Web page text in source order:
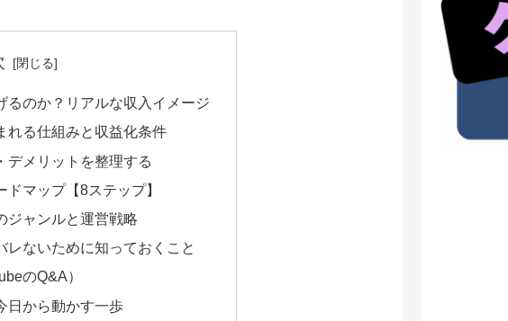
るのか？リアルな収入イメージ
れる仕組みと収益化条件
デメリットを整理する
マップ【8ステップ】
ジャンルと運営戦略
レないために知っておくこと
のQ&A）
日から動かす一歩